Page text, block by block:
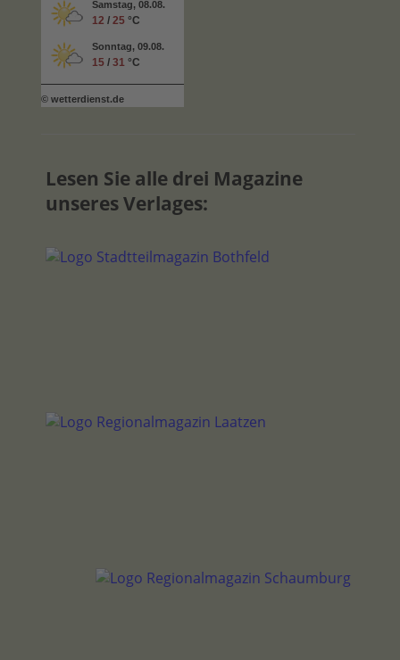
Samstag, 08.08.
12 / 25 °C
Sonntag, 09.08.
15 / 31 °C
© wetterdienst.de
Lesen Sie alle drei Magazine
unseres Verlages: